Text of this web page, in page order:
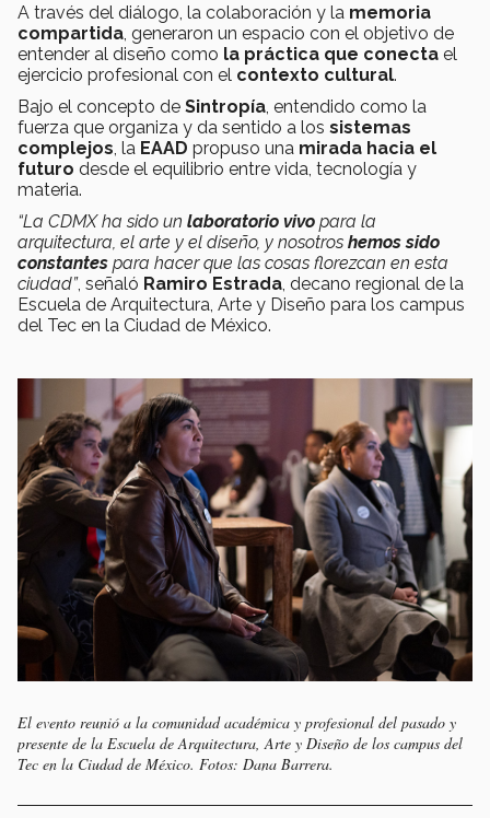
A través del diálogo, la colaboración y la memoria
compartida , generaron un espacio con el objetivo de
entender al diseño como la práctica que conecta el
ejercicio profesional con el contexto cultural.
Bajo el concepto de Sintropía , entendido como la
fuerza que organiza y da sentido a los sistemas
complejos , la EAAD propuso una mirada hacia el
futuro desde el equilibrio entre vida, tecnología y
materia.
“La CDMX ha sido un laboratorio vivo para la
arquitectura, el arte y el diseño, y nosotros hemos sido
constantes para hacer que las cosas florezcan en esta
ciudad”, señaló Ramiro Estrada , decano regional de la
Escuela de Arquitectura, Arte y Diseño para los campus
del Tec en la Ciudad de México.
El evento reunió a la comunidad académica y profesional del pasado y
presente de la Escuela de Arquitectura, Arte y Diseño de los campus del
Tec en la Ciudad de México. Fotos: Dana Barrera.